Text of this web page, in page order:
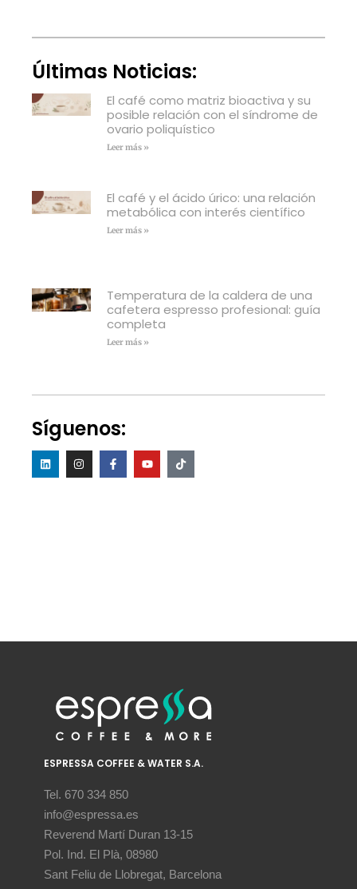
Últimas Noticias:
El café como matriz bioactiva y su
posible relación con el síndrome de
ovario poliquístico
Leer más »
El café y el ácido úrico: una relación
metabólica con interés científico
Leer más »
Temperatura de la caldera de una
cafetera espresso profesional: guía
completa
Leer más »
Síguenos:
ESPRESSA COFFEE & WATER S.A.
Tel. 670 334 850
info@espressa.es
Reverend Martí Duran 13-15
Pol. Ind. El Plà, 08980
Sant Feliu de Llobregat, Barcelona